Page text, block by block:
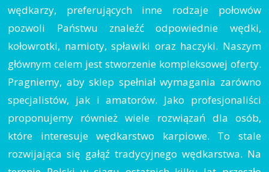
wędkarzy, preferujących inne rodzaje połowów
pozwoli Państwu znaleźć odpowiednie wędki,
kołowrotki, namioty, spławiki oraz haczyki. Naszym
głównym celem jest stworzenie kompleksowej oferty.
Pragniemy, aby sklep spełniał wymagania zarówno
specjalistów, jak i amatorów. Jako profesjonaliści
proponujemy również wiele rozwiązań dla osób,
które interesuje wędkarstwo karpiowe. To stale
rozwijająca się gałąź tradycyjnego wędkarstwa. Na